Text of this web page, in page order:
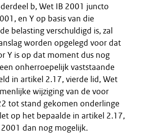
b, Wet IB 2001 juncto
en Y op basis van die
belasting verschuldigd is, zal
worden opgelegd voor dat
Y is op dat moment dus nog
onherroepelijk vaststaande
in artikel 2.17, vierde lid, Wet
wijziging van de voor
tot stand gekomen onderlinge
op het bepaalde in artikel 2.17,
dan nog mogelijk.